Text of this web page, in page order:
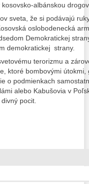
albánskou
že si podávajú
oslobodenecká
Demokratickej
demokratickej strany.
terorizmu a
ktoré bombovými
o podmienkach
alebo Kabušovia v
pocit.